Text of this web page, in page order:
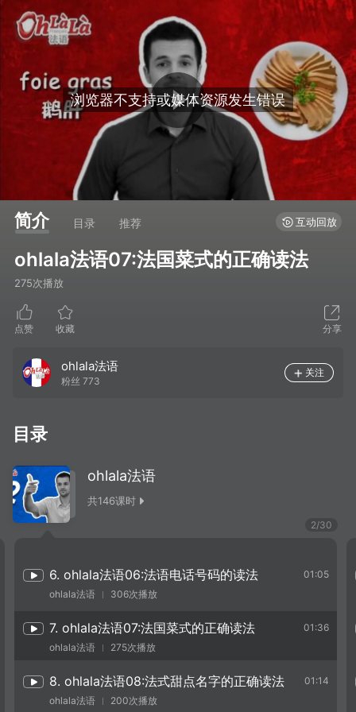
简介 目录 推荐 互动回放
ohlala法语07:法国菜式的正确读法
275次播放
点赞 收藏 分享
ohlala法语
粉丝 773
关注
目录
ohlala法语
共146课时
2/30
01:05
6. ohlala法语06:法语电话号码的读法
ohlala法语 306次播放
01:36
7. ohlala法语07:法国菜式的正确读法
ohlala法语 275次播放
01:14
8. ohlala法语08:法式甜点名字的正确读法
ohlala法语 200次播放